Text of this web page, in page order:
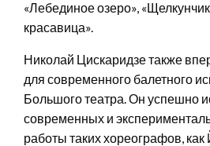
«Лебединое озеро»,
красавица».
Николай Цискаридзе также
для современного балетного
Большого театра. Он успешно
современных и
работы таких хореографов,